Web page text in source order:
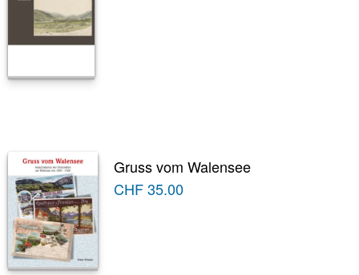
Gruss vom Walensee
CHF35.00